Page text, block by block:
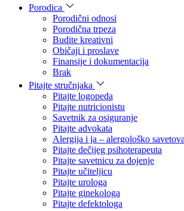
Porodica
Porodični odnosi
Porodična trpeza
Budite kreativni
Običaji i proslave
Finansije i dokumentacija
Brak
Pitajte stručnjaka
Pitajte logopeda
Pitajte nutricionistu
Savetnik za osiguranje
Pitajte advokata
Alergija i ja – alergološko
Pitajte dečijeg psihoterapeuta
Pitajte savetnicu za dojenje
Pitajte učiteljicu
Pitajte urologa
Pitajte ginekologa
Pitajte defektologa